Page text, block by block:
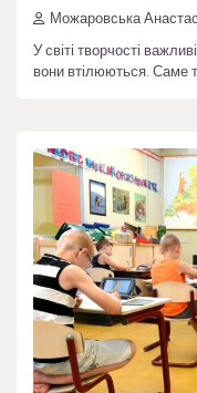
Можаровська
У світі творчості
вони втілюються. Саме